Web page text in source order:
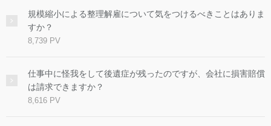
規模縮小による整理解雇について気をつけるべきことはありま
すか？
8,739 PV
仕事中に怪我をして後遺症が残ったのですが、会社に損害賠償
は請求できますか？
8,616 PV